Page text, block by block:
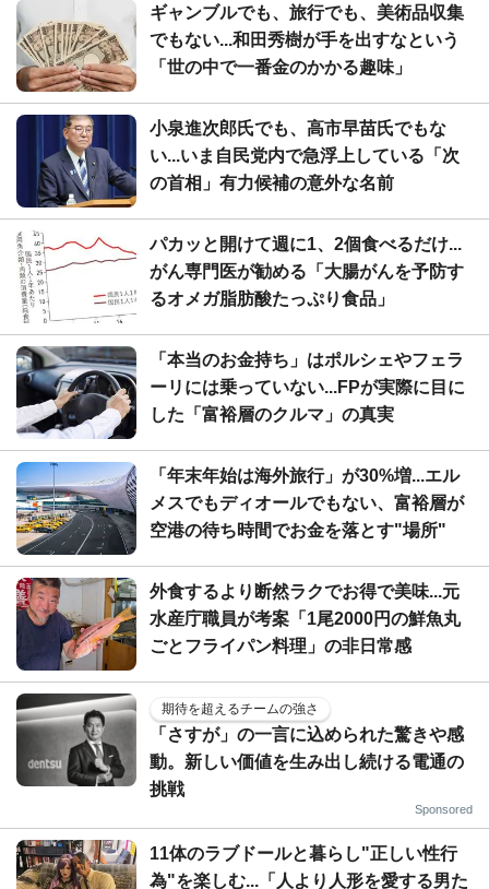
ギャンブルでも、旅行でも、美術品収集
でもない...和田秀樹が手を出すなという
「世の中で一番金のかかる趣味」
小泉進次郎氏でも、高市早苗氏でもな
い...いま自民党内で急浮上している「次
の首相」有力候補の意外な名前
パカッと開けて週に1、2個食べるだけ...
がん専門医が勧める「大腸がんを予防す
るオメガ脂肪酸たっぷり食品」
「本当のお金持ち」はポルシェやフェラ
ーリには乗っていない...FPが実際に目に
した「富裕層のクルマ」の真実
「年末年始は海外旅行」が30%増...エル
メスでもディオールでもない、富裕層が
空港の待ち時間でお金を落とす"場所"
外食するより断然ラクでお得で美味...元
水産庁職員が考案「1尾2000円の鮮魚丸
ごとフライパン料理」の非日常感
期待を超えるチームの強さ
「さすが」の一言に込められた驚きや感
動。新しい価値を生み出し続ける電通の
挑戦
Sponsored
11体のラブドールと暮らし"正しい性行
為"を楽しむ...「人より人形を愛する男た